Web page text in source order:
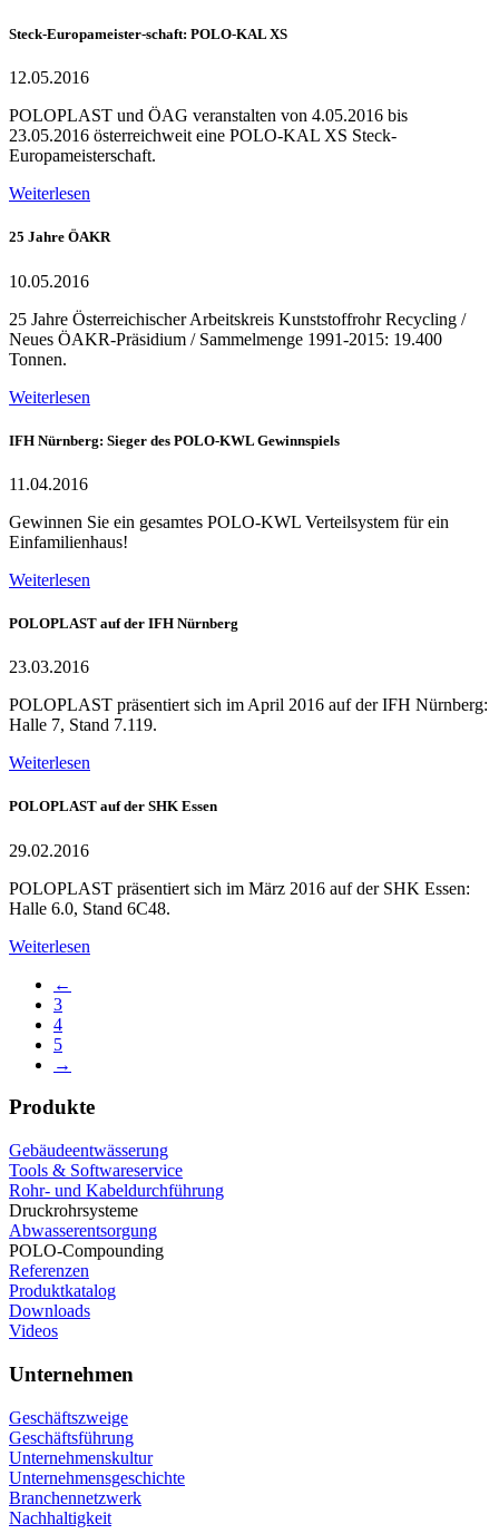
Steck-Europameister-schaft: POLO-KAL XS
12.05.2016
POLOPLAST und ÖAG veranstalten von 4.05.2016 bis
23.05.2016 österreichweit eine POLO-KAL XS Steck-
Europameisterschaft.
Weiterlesen
25 Jahre ÖAKR
10.05.2016
25 Jahre Österreichischer Arbeitskreis Kunststoffrohr Recycling /
Neues ÖAKR-Präsidium / Sammelmenge 1991-2015: 19.400
Tonnen.
Weiterlesen
IFH Nürnberg: Sieger des POLO-KWL Gewinnspiels
11.04.2016
Gewinnen Sie ein gesamtes POLO-KWL Verteilsystem für ein
Einfamilienhaus!
Weiterlesen
POLOPLAST auf der IFH Nürnberg
23.03.2016
POLOPLAST präsentiert sich im April 2016 auf der IFH Nürnberg:
Halle 7, Stand 7.119.
Weiterlesen
POLOPLAST auf der SHK Essen
29.02.2016
POLOPLAST präsentiert sich im März 2016 auf der SHK Essen:
Halle 6.0, Stand 6C48.
Weiterlesen
←
3
4
5
→
Produkte
Gebäudeentwässerung
Tools & Softwareservice
Rohr- und Kabeldurchführung
Druckrohrsysteme
Abwasserentsorgung
POLO-Compounding
Referenzen
Produktkatalog
Downloads
Videos
Unternehmen
Geschäftszweige
Geschäftsführung
Unternehmenskultur
Unternehmensgeschichte
Branchennetzwerk
Nachhaltigkeit